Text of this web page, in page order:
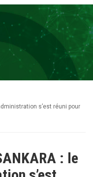
s’est réuni pour
: le